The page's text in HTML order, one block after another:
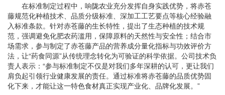
在标准制定过程中，响陇农业充分发挥自身实践优势，将赤苍
藤规范化种植技术、品质分级标准、深加工工艺要点等核心经验融
入标准条款。针对赤苍藤的生长特性，提出了生态种植的技术规
范，强调避免化肥农药滥用，保障原料的天然性与安全性；结合市
场需求，参与制定了赤苍藤产品的营养成分量化指标与功效评价方
法，让“药食同源”从传统理念转化为可验证的科学依据。公司技术负
责人表示：“参与标准制定不仅是对我们多年深耕的认可，更让我们
肩负起引领行业健康发展的责任。通过标准将赤苍藤的品质优势固
化下来，才能让这一特色食材真正实现产业化、品牌化发展。”